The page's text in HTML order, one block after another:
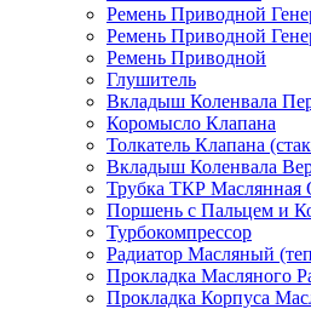
Ремень Приводной
Ремень Приводной
Ремень Приводной
Глушитель
Вкладыш Коленвала
Коромысло Клапана
Толкатель Клапана
Вкладыш Коленвала
Трубка ТКР Маслянная
Поршень с Пальцем и
Турбокомпрессор
Радиатор Масляный
Прокладка Масляного
Прокладка Корпуса